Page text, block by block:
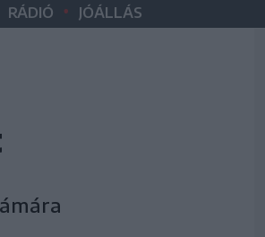
RÁDIÓ • JÓÁLLÁS